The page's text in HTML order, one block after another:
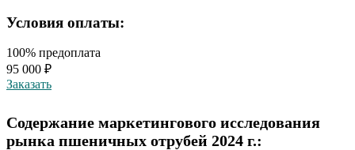
Условия оплаты:
100% предоплата
95 000 ₽
Заказать
Содержание маркетингового исследования
рынка пшеничных отрубей 2024 г.: